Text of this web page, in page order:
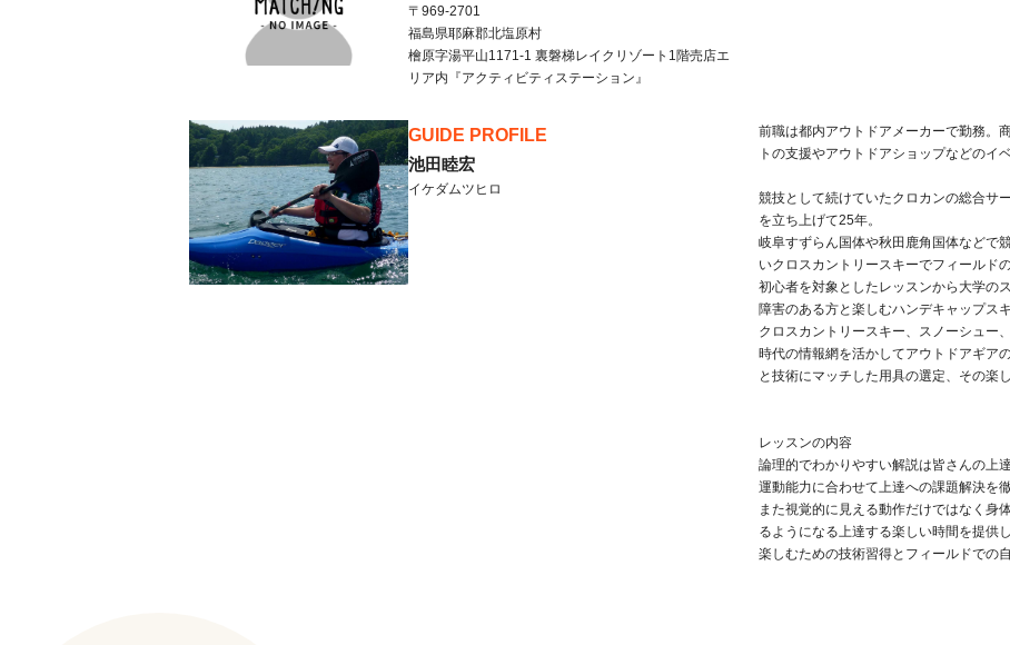
〒969-2701
福島県耶麻郡北塩原村
檜原字湯平山1171-1 裏磐梯レイクリゾート1階売店エ
リア内『アクティビティステーション』
GUIDE PROFILE
池田睦宏
イケダムツヒロ
前職は都内アウトドアメーカーで勤務。
トの支援やアウトドアショップなどのイ
競技として続けていたクロカンの総合サ
を立ち上げて25年。
岐阜すずらん国体や秋田鹿角国体などで
いクロスカントリースキーでフィールド
初心者を対象としたレッスンから大学の
障害のある方と楽しむハンデキャップス
クロスカントリースキー、スノーシュー
時代の情報網を活かしてアウトドアギア
と技術にマッチした用具の選定、その楽
レッスンの内容
論理的でわかりやすい解説は皆さんの上
運動能力に合わせて上達への課題解決を
また視覚的に見える動作だけではなく身
るようになる上達する楽しい時間を提供
楽しむための技術習得とフィールドでの